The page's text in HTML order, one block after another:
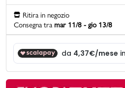
Ritira in negozio
Consegna tra mar 11/8 - gio 13/8